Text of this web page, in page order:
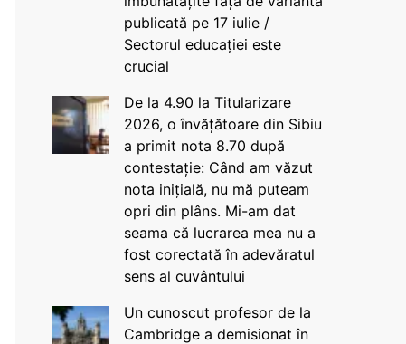
publicată pe 17 iulie /
Sectorul educației este
crucial
De la 4.90 la Titularizare
2026, o învățătoare din Sibiu
a primit nota 8.70 după
contestație: Când am văzut
nota inițială, nu mă puteam
opri din plâns. Mi-am dat
seama că lucrarea mea nu a
fost corectată în adevăratul
sens al cuvântului
Un cunoscut profesor de la
Cambridge a demisionat în